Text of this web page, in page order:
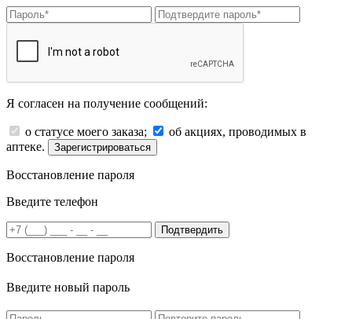
Я согласен на получение сообщений:
о статусе моего заказа;
об акциях, проводимых в
аптеке.
Зарегистрироваться
Восстановление пароля
Введите телефон
Подтвердить
Восстановление пароля
Введите новый пароль